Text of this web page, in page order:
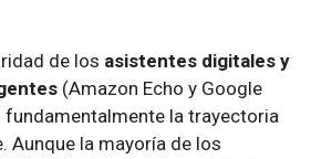
de los asistentes digitales y
(Amazon Echo y Google
fundamentalmente la trayectoria
Aunque la mayoría de los